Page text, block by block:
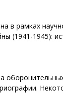
в рамках
(1941-1945):